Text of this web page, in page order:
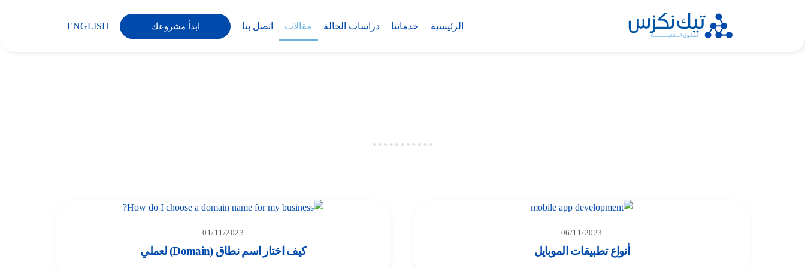
الرئيسية خدماتنا دراسات الحالة مقالات اتصل بنا ابدأ مشروعك ENGLISH
06/11/2023
أنواع تطبيقات الموبايل
01/11/2023
كيف اختار اسم نطاق (Domain) لعملي